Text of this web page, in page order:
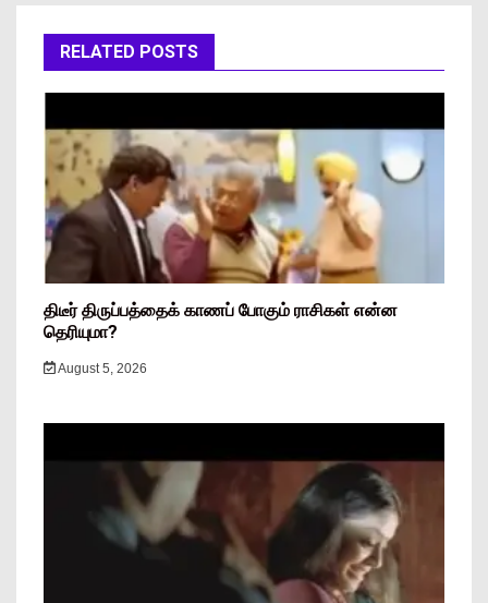
RELATED POSTS
திடீர் திருப்பத்தைக் காணப் போகும் ராசிகள் என்ன
தெரியுமா?
August 5, 2026